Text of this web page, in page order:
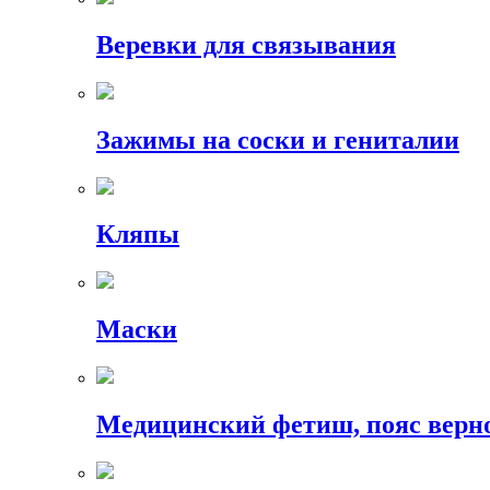
Веревки для связывания
Зажимы на соски и гениталии
Кляпы
Маски
Медицинский фетиш, пояс